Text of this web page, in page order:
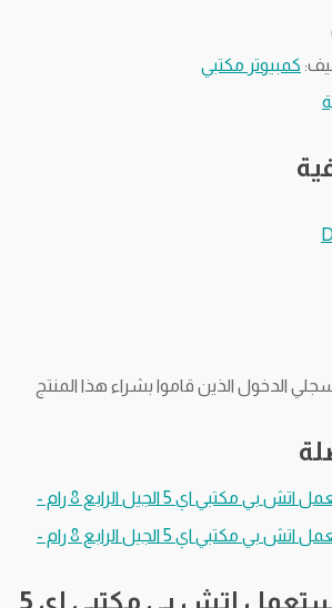
كمبيوتر مكتبي
الدخول الذين قاموا بشراء هذا المنتج
كمبيوتر مستعمل اتش بي مكتبي اي 5